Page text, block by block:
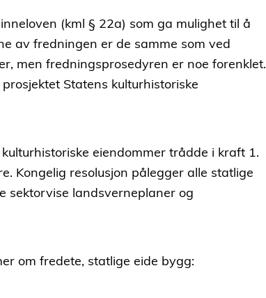
(kml § 22a) som ga mulighet til å
av fredningen er de samme som ved
men fredningsprosedyren er noe forenklet.
Statens kulturhistoriske
eiendommer trådde i kraft 1.
Kongelig resolusjon pålegger alle statlige
sektorvise landsverneplaner og
om fredete, statlige eide bygg: